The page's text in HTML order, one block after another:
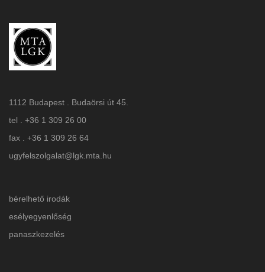
1112 Budapest . Budaörsi út 45.
tel . +36 1 309 26 00
fax . +36 1 309 26 64
ugyfelszolgalat@lgk.mta.hu
bérelhető irodák
esélyegyenlőség
panaszkezelés